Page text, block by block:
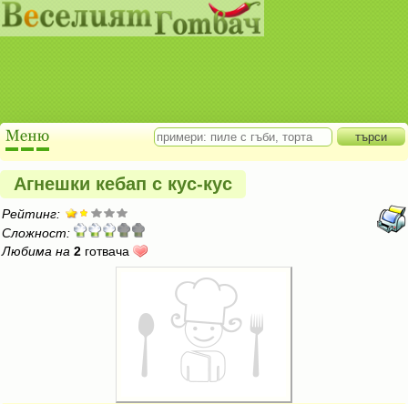
Агнешки кебап с кус-кус
Рейтинг:
Сложност:
Любима на 2 готвача